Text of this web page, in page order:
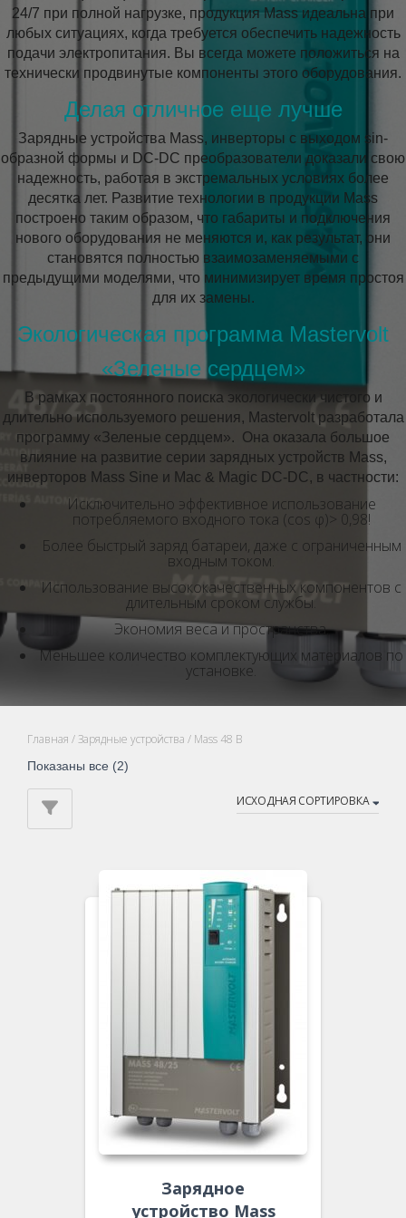
24/7 при полной нагрузке, продукция Mass идеальна при
любых ситуациях, когда требуется обеспечить надежность
подачи электропитания. Вы всегда можете положиться на
технически продвинутые компоненты этого оборудования.
Делая отличное еще лучше
Зарядные устройства Mass, инверторы с выходом sin-
образной формы и DC-DC преобразователи доказали свою
надежность, работая в экстремальных условиях более
десятка лет. Развитие технологии в продукции Mass
построено таким образом, что габариты и подключения
нового оборудования не меняются и, как результат, они
становятся полностью взаимозаменяемыми с
предыдущими моделями, что минимизирует время простоя
для их замены.
Экологическая программа Mastervolt
«Зеленые сердцем»
В рамках постоянного поиска экологически чистого и
длительно используемого решения, Mastervolt разработала
программу «Зеленые сердцем». Она оказала большое
влияние на развитие серии зарядных устройств Mass,
инверторов Mass Sine и Mac & Magic DC-DC, в частности:
Исключительно эффективное использование
потребляемого входного тока (сos φ)> 0,98!
Более быстрый заряд батареи, даже с ограниченным
входным током.
Использование высококачественных компонентов с
длительным сроком службы.
Экономия веса и пространства.
Меньшее количество комплектующих материалов по
установке.
Главная /Зарядные устройства / Mass 48 В
Показаны все (2)
Зарядное
устройство Mass